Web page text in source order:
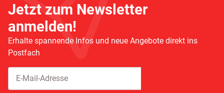
Jetzt zum Newsletter
anmelden!
Erhalte spannende Infos und neue Angebote direkt ins
Postfach